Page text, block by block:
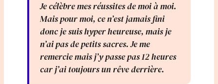
Je célèbre mes réussites de moi à moi.
Mais pour moi, ce n’est jamais fini
donc je suis hyper heureuse, mais je
n’ai pas de petits sacres. Je me
remercie mais j’y passe pas 12 heures
car j’ai toujours un rêve derrière.